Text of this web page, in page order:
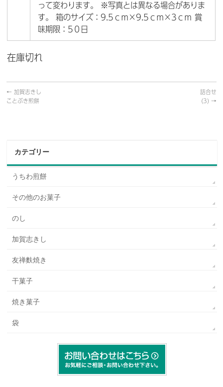
って変わります。 ※写真とは異なる場合がありま
す。 箱のサイズ：9.5ｃｍ×9.5ｃｍ×3ｃｍ 賞
味期限：5０日
在庫切れ
← 加賀志きし
ことぶき煎餅
詰合せ
(3) →
カテゴリー
うちわ煎餅
その他のお菓子
のし
加賀志きし
友禅麩焼き
干菓子
焼き菓子
袋